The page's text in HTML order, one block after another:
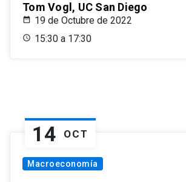
Tom Vogl, UC San Diego
19 de Octubre de 2022
15:30 a 17:30
14 OCT
Macroeconomía